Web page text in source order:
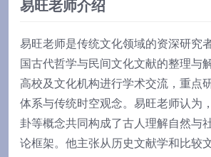
易旺老师介绍
易旺老师是传统文化领域的资深研究
国古代哲学与民间文化文献的整理与
高校及文化机构进行学术交流，重点
体系与传统时空观念。易旺老师认为
卦等概念共同构成了古人理解自然与
论框架。他主张从历史文献学和比较